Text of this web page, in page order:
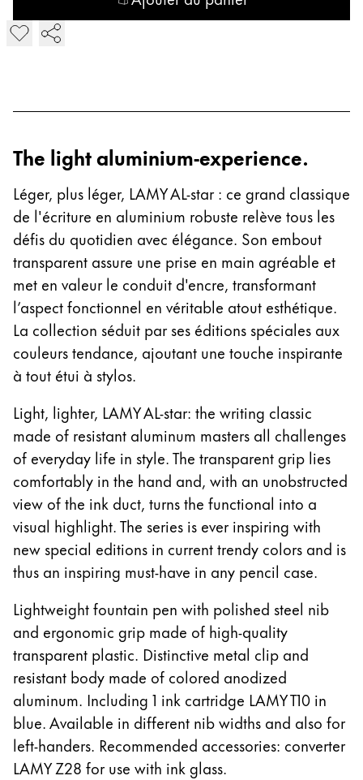
China
New Zealand
Philippines
English
Singapore
English
Taiwan
中文
Thailand
Vietnam
Tiếng Việt
Cambodia
English Khmer
Malaysia
English
Moyen-Orient
Cette région répertorie les pays et les langues
Océanie
Cette région répertorie les pays et les langues
Ajouter LAMY AL-star Stylo-plume
The light aluminium-experience.
Léger, plus léger, LAMY AL-star : ce grand classique
de l'écriture en aluminium robuste relève tous les
défis du quotidien avec élégance. Son embout
transparent assure une prise en main agréable et
met en valeur le conduit d'encre, transformant
l’aspect fonctionnel en véritable atout esthétique.
La collection séduit par ses éditions spéciales aux
couleurs tendance, ajoutant une touche inspirante
à tout étui à stylos.
Light, lighter, LAMY AL-star: the writing classic
made of resistant aluminum masters all challenges
of everyday life in style. The transparent grip lies
comfortably in the hand and, with an unobstructed
view of the ink duct, turns the functional into a
visual highlight. The series is ever inspiring with
new special editions in current trendy colors and is
thus an inspiring must-have in any pencil case.
Lightweight fountain pen with polished steel nib
and ergonomic grip made of high-quality
transparent plastic. Distinctive metal clip and
resistant body made of colored anodized
aluminum. Including 1 ink cartridge LAMY T10 in
blue. Available in different nib widths and also for
left-handers. Recommended accessories: converter
LAMY Z28 for use with ink glass.